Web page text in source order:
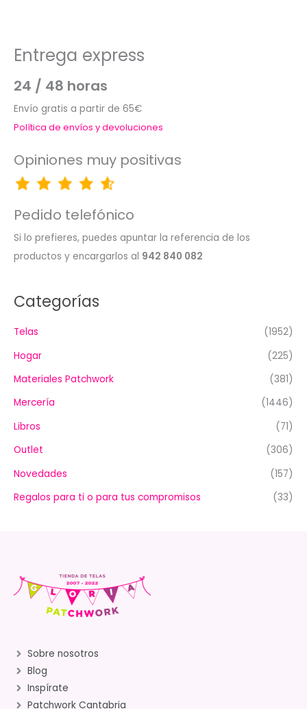
Entrega express
24 / 48 horas
Envío gratis a partir de 65€
Política de envíos y devoluciones
Opiniones muy positivas
Pedido telefónico
Si lo prefieres, puedes apuntar la referencia de los
productos y encargarlos al 942 840 082
Categorías
Telas
(1952)
Hogar
(225)
Materiales Patchwork
(381)
Mercería
(1446)
Libros
(71)
Outlet
(306)
Novedades
(157)
Regalos para ti o para tus compromisos
(33)
Sobre nosotros
Blog
Inspírate
Patchwork Cantabria